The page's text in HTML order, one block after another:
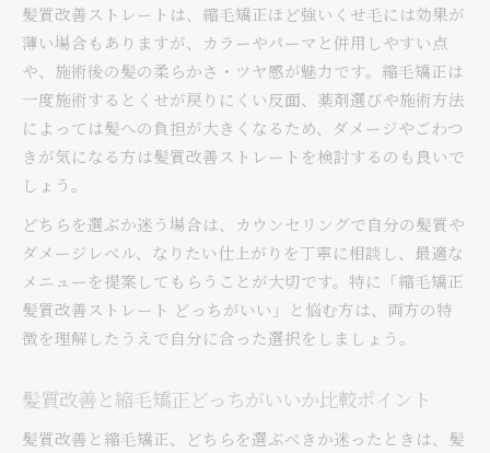
髪質改善ストレートは、縮毛矯正ほど強いくせ毛には効果が
薄い場合もありますが、カラーやパーマと併用しやすい点
や、施術後の髪の柔らかさ・ツヤ感が魅力です。縮毛矯正は
一度施術するとくせが戻りにくい反面、薬剤選びや施術方法
によっては髪への負担が大きくなるため、ダメージやごわつ
きが気になる方は髪質改善ストレートを検討するのも良いで
しょう。
どちらを選ぶか迷う場合は、カウンセリングで自分の髪質や
ダメージレベル、なりたい仕上がりを丁寧に相談し、最適な
メニューを提案してもらうことが大切です。特に「縮毛矯正
髪質改善ストレート どっちがいい」と悩む方は、両方の特
徴を理解したうえで自分に合った選択をしましょう。
髪質改善と縮毛矯正どっちがいいか比較ポイント
髪質改善と縮毛矯正、どちらを選ぶべきか迷ったときは、髪